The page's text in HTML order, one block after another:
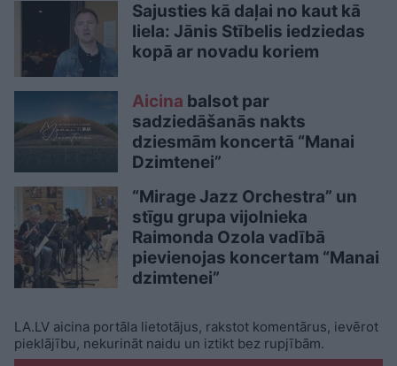
Sajusties kā daļai no kaut kā
liela: Jānis Stībelis iedziedas
kopā ar novadu koriem
Aicina balsot par
sadziedāšanās nakts
dziesmām koncertā “Manai
Dzimtenei”
“Mirage Jazz Orchestra” un
stīgu grupa vijolnieka
Raimonda Ozola vadībā
pievienojas koncertam “Manai
dzimtenei”
LA.LV aicina portāla lietotājus, rakstot komentārus, ievērot
pieklājību, nekurināt naidu un iztikt bez rupjībām.